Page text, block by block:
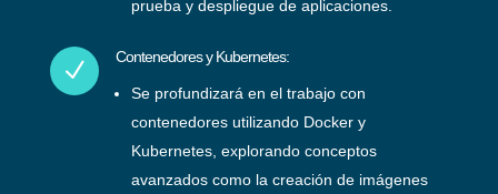
prueba y despliegue de aplicaciones.
N Contenedores y Kubernetes:
Se profundizará en el trabajo con
contenedores utilizando Docker y
Kubernetes, explorando conceptos
avanzados como la creación de imágenes